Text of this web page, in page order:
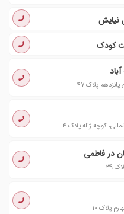
نیایش
کودک
پلاک ۴۷
کوچه ژاله پلاک ۴
در فاطمی
۳۹
پلاک ۱۰